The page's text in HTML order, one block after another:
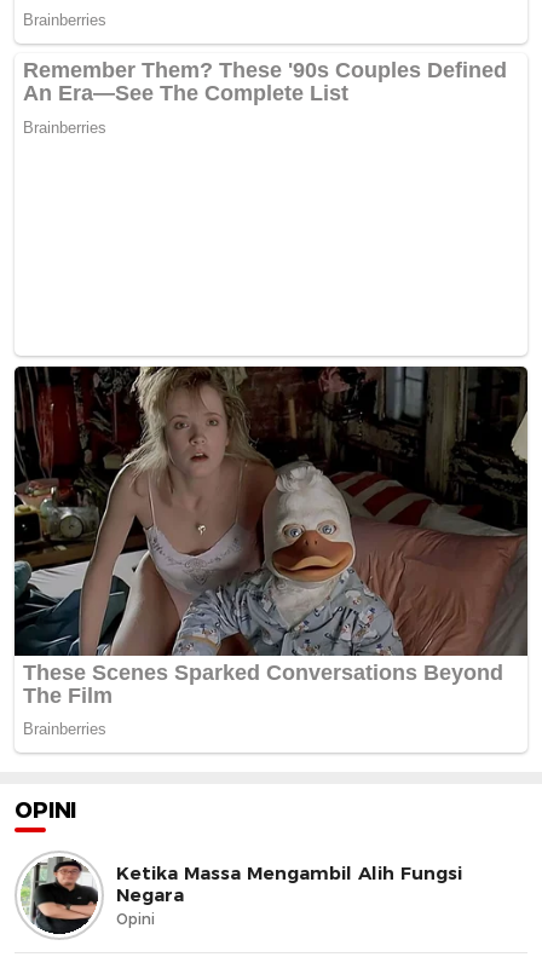
OPINI
Ketika Massa Mengambil Alih Fungsi
Negara
Opini